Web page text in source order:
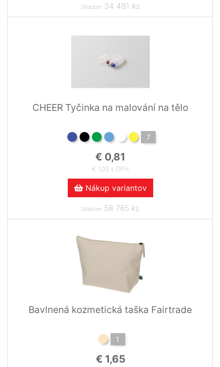
Skladom34 481 ks
CHEER Tyčinka na malování na tělo
7
€ 0,81
€ 1,00 s DPH
Nákup variantov
Skladom 58 765 ks
Bavlnená kozmetická taška Fairtrade
1
€ 1,65